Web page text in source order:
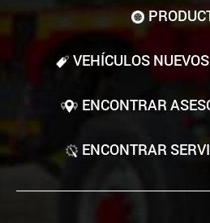
VEHÍCULOS
ENCONTRAR
ENCONTRAR